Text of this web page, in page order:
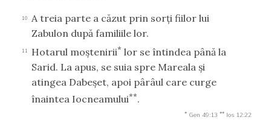
10
A treia parte a căzut prin sorţi fiilor lui
Zabulon după familiile lor.
11 Hotarul moştenirii* lor se întindea până la
Sarid. La apus, se suia spre Mareala şi
atingea Dabeşet, apoi pârâul care curge
înaintea Iocneamului**.
* Gen 49:13 ** Ios 12:22